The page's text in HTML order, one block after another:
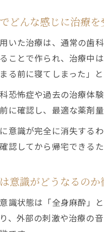
どんな感じに治療を
いた治療は、通常の歯
ことで作られ、治療中
る前に寝てしまった」
恐怖症や過去の治療体
に確認し、最適な薬剤
意識が完全に消失する
認してから帰宅できる
意識がどうなるのか
識状態は「全身麻酔」
、外部の刺激や治療の